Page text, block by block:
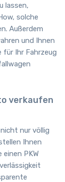
lassen,
solche
Außerdem
und Ihnen
Ihr Fahrzeug
verkaufen
nur völlig
Ihnen
PKW